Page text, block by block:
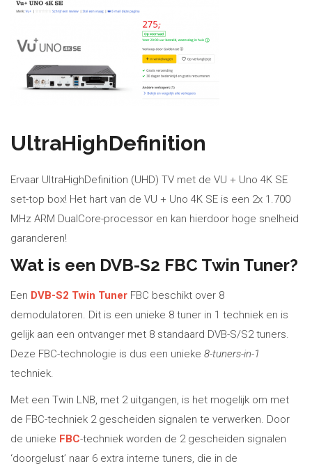
UltraHighDefinition
Ervaar UltraHighDefinition (UHD) TV met de VU + Uno 4K SE
set-top box! Het hart van de VU + Uno 4K SE is een 2x 1.700
MHz ARM DualCore-processor en kan hierdoor hoge snelheid
garanderen!
Wat is een DVB-S2 FBC Twin Tuner?
Een DVB-S2 Twin Tuner FBC beschikt over 8
demodulatoren. Dit is een unieke 8 tuner in 1 techniek en is
gelijk aan een ontvanger met 8 standaard DVB-S/S2 tuners.
Deze FBC-technologie is dus een unieke 8-tuners-in-1
techniek.
Met een Twin LNB, met 2 uitgangen, is het mogelijk om met
de FBC-techniek 2 gescheiden signalen te verwerken. Door
de unieke FBC-techniek worden de 2 gescheiden signalen
‘doorgelust’ naar 6 extra interne tuners, die in de